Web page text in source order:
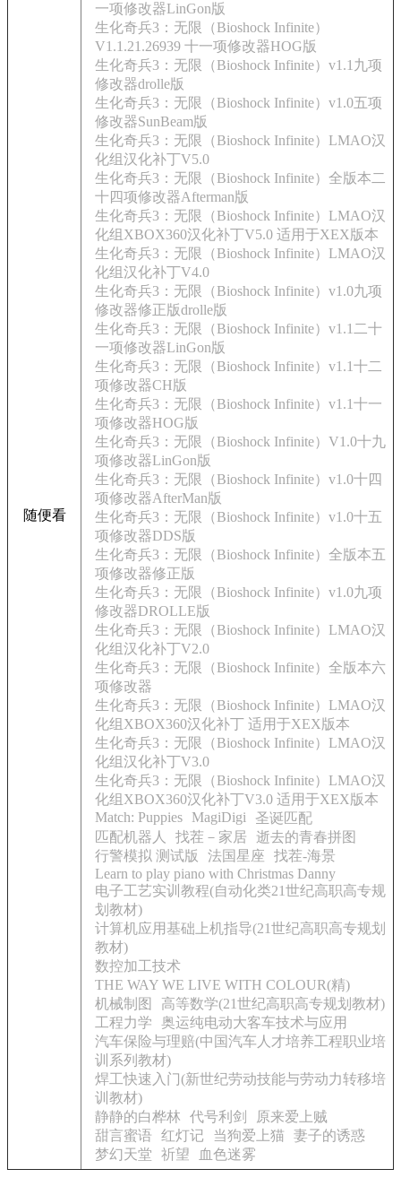
随便看
一项修改器LinGon版
生化奇兵3：无限（Bioshock Infinite）
V1.1.21.26939 十一项修改器HOG版
生化奇兵3：无限（Bioshock Infinite）v1.1九项
修改器drolle版
生化奇兵3：无限（Bioshock Infinite）v1.0五项
修改器SunBeam版
生化奇兵3：无限（Bioshock Infinite）LMAO汉
化组汉化补丁V5.0
生化奇兵3：无限（Bioshock Infinite）全版本二
十四项修改器Afterman版
生化奇兵3：无限（Bioshock Infinite）LMAO汉
化组XBOX360汉化补丁V5.0 适用于XEX版本
生化奇兵3：无限（Bioshock Infinite）LMAO汉
化组汉化补丁V4.0
生化奇兵3：无限（Bioshock Infinite）v1.0九项
修改器修正版drolle版
生化奇兵3：无限（Bioshock Infinite）v1.1二十
一项修改器LinGon版
生化奇兵3：无限（Bioshock Infinite）v1.1十二
项修改器CH版
生化奇兵3：无限（Bioshock Infinite）v1.1十一
项修改器HOG版
生化奇兵3：无限（Bioshock Infinite）V1.0十九
项修改器LinGon版
生化奇兵3：无限（Bioshock Infinite）v1.0十四
项修改器AfterMan版
生化奇兵3：无限（Bioshock Infinite）v1.0十五
项修改器DDS版
生化奇兵3：无限（Bioshock Infinite）全版本五
项修改器修正版
生化奇兵3：无限（Bioshock Infinite）v1.0九项
修改器DROLLE版
生化奇兵3：无限（Bioshock Infinite）LMAO汉
化组汉化补丁V2.0
生化奇兵3：无限（Bioshock Infinite）全版本六
项修改器
生化奇兵3：无限（Bioshock Infinite）LMAO汉
化组XBOX360汉化补丁 适用于XEX版本
生化奇兵3：无限（Bioshock Infinite）LMAO汉
化组汉化补丁V3.0
生化奇兵3：无限（Bioshock Infinite）LMAO汉
化组XBOX360汉化补丁V3.0 适用于XEX版本
Match: Puppies
MagiDigi
圣诞匹配
匹配机器人
找茬－家居
逝去的青春拼图
行警模拟 测试版
法国星座
找茬-海景
Learn to play piano with Christmas Danny
电子工艺实训教程(自动化类21世纪高职高专规
划教材)
计算机应用基础上机指导(21世纪高职高专规划
教材)
数控加工技术
THE WAY WE LIVE WITH COLOUR(精)
机械制图
高等数学(21世纪高职高专规划教材)
工程力学
奥运纯电动大客车技术与应用
汽车保险与理赔(中国汽车人才培养工程职业培
训系列教材)
焊工快速入门(新世纪劳动技能与劳动力转移培
训教材)
静静的白桦林
代号利剑
原来爱上贼
甜言蜜语
红灯记 当狗爱上猫
妻子的诱惑
梦幻天堂
祈望 血色迷雾